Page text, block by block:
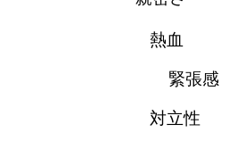
熱血
緊張感
対立性